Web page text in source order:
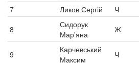
7
Ликов Сергій Ч
8
Сидорук
Мар'яна
Ж
9
Карчевський
Максим
Ч